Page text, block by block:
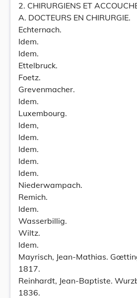
2. CHIRURGIENS ET
A. DOCTEURS EN CHIRURGIE.
Echternach.
Idem.
Idem.
Ettelbruck.
Foetz.
Grevenmacher.
Idem.
Luxembourg.
Idem,
Idem.
Idem.
Idem.
Idem.
Niederwampach.
Remich.
Idem.
Wasserbillig.
Wiltz.
Idem.
Mayrisch, Jean-Mathias.
1817.
Reinhardt, Jean-Baptiste.
1836.